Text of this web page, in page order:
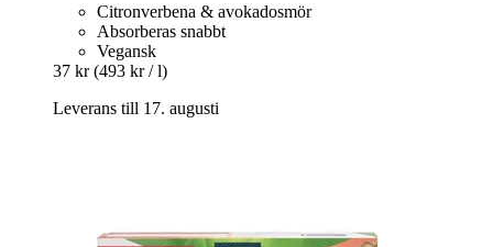
Citronverbena & avokadosmör
Absorberas snabbt
Vegansk
37 kr (493 kr / l)
Leverans till 17. augusti